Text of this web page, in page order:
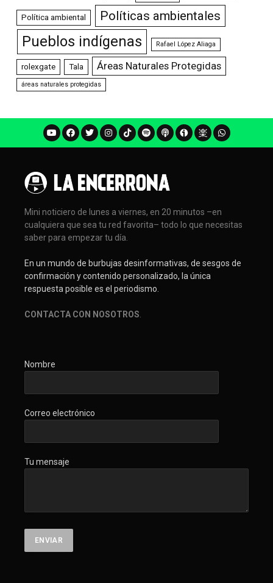
Política ambiental Políticas ambientales
Pueblos indígenas Rafael López Aliaga
rolexgate Tala Áreas Naturales Protegidas
áreas naturales protegidas
Mini noticiero de lunes a viernes, en 20 minutos –en
cualquiera que sea tu red favorita– todo lo que necesitas
saber para empezar tu día.
En un mundo de burbujas desinformativas, de sesgos de
confirmación y contenido personalizado, la única
respuesta posible es el periodismo.
CONTACTA CON NOSOTROS
Nombre
Correo electrónico
Tu mensaje